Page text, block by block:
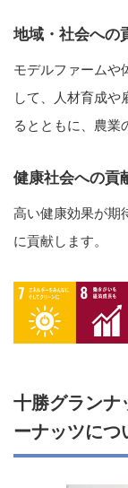
地域・社会への
モデルファームや
して、人材育成や
るとともに、農業
健康社会への貢
高い健康効果が期
に貢献します。
十勝グランナ
ーナッツにつ